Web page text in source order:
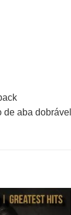
de aba dobrável